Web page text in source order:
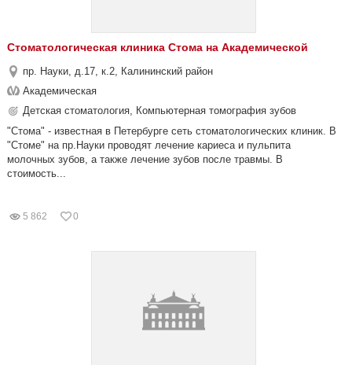
Стоматологическая клиника Стома на Академической
пр. Науки, д.17, к.2, Калининский район
Академическая
Детская стоматология, Компьютерная томография зубов
"Стома" - известная в Петербурге сеть стоматологических клиник. В
"Стоме" на пр.Науки проводят лечение кариеса и пульпита
молочных зубов, а также лечение зубов после травмы. В
стоимость...
5 862 0